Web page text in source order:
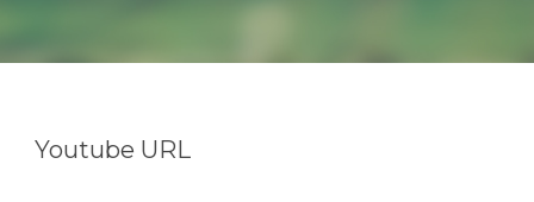
Youtube URL